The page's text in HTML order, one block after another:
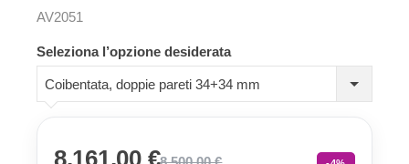
AV2051
Seleziona l’opzione desiderata
Coibentata, doppie pareti 34+34 mm
8.161,00 €